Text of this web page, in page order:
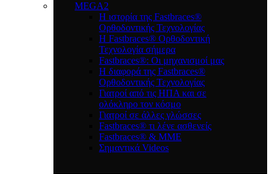
MEGA2
Η ιστορία της Fastbraces®
Ορθοδοντικής Τεχνολογίας
H Fastbraces® Ορθοδοντική
Τεχνολογία σήμερα
Fastbraces®: Οι μηχανισμοί μας
Η διαφορά της Fastbraces®
Ορθοδοντικής Τεχνολογίας
Γιατροί από τις ΗΠΑ και σε
ολόκληρο τον κόσμο
Γιατροί σε άλλες γλώσσες
Fastbraces® τι λένε ασθενείς
Fastbraces® & ΜΜΕ
Σημαντικά Videos